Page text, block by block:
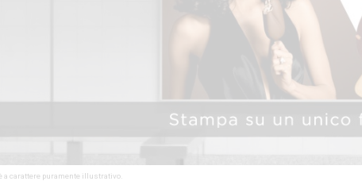
a carattere puramente illustrativo.